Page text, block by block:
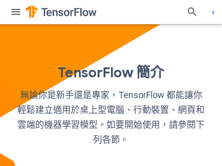
TensorFlow 簡介
無論你是新手還是專家，TensorFlow 都能讓你
輕鬆建立適用於桌上型電腦、行動裝置、網頁和
雲端的機器學習模型。如要開始使用，請參閱下
列各節。